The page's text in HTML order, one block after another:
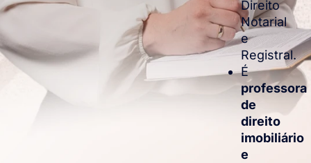
Direito
Notarial
e
Registral.
É
professora
de
direito
imobiliário
e